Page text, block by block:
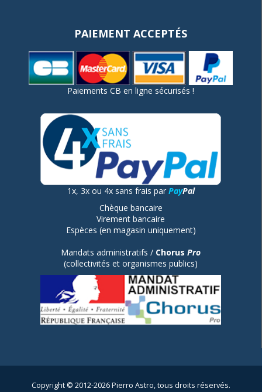
PAIEMENT ACCEPTÉS
Paiements CB en ligne sécurisés !
1x, 3x ou 4x sans frais par PayPal
Chèque bancaire
Virement bancaire
Espèces (en magasin uniquement)
Mandats administratifs / Chorus Pro
(collectivités et organismes publics)
Copyright © 2012-2026 Pierro Astro, tous droits réservés.